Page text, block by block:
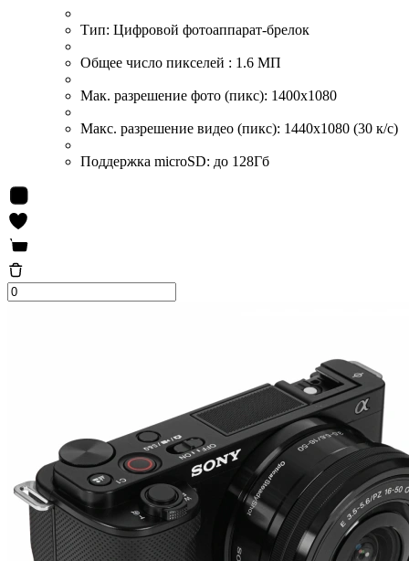
Тип: Цифровой фотоаппарат-брелок
Общее число пикселей : 1.6 МП
Мак. разрешение фото (пикс): 1400x1080
Макс. разрешение видео (пикс): 1440x1080 (30 к/с)
Поддержка microSD: до 128Гб